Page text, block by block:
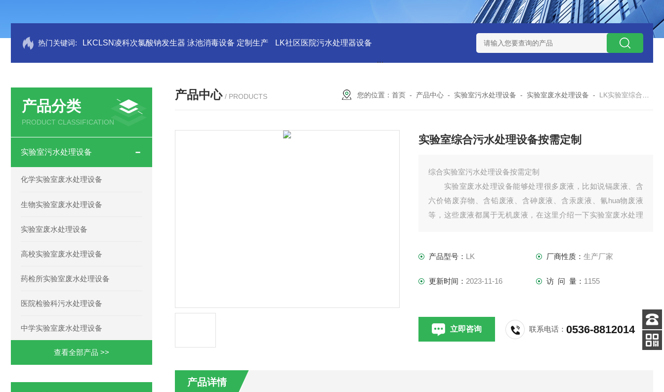
热门关键词: LKCLSN凌科次氯酸钠发生器 泳池消毒设备 定制生产 LK社区医院污水处理器设备 LK康复医院废水处理器设备 LK康复医院污水处理
产品分类
PRODUCT CLASSIFICATION
实验室污水处理设备
化学实验室废水处理设备
生物实验室废水处理设备
实验室废水处理设备
高校实验室废水处理设备
药检所实验室废水处理设备
医院检验科污水处理设备
中学实验室废水处理设备
查看全部产品 >>
产品中心 / PRODUCTS 您的位置：首页 - 产品中心 - 实验室污水处理设备 - 实验室废水处理设备 - LK实验室综合污水处理设备按需定制
实验室综合污水处理设备按需定制
综合实验室污水处理设备按需定制
实验室废水处理设备能够处理很多废液，比如说镉废液、含
六价铬废弃物、含铅废液、含砷废液、含汞废液、氰hua物废液
等，这些废液都属于无机废液，在这里介绍一下实验室废水处理
产品型号： LK 厂商性质： 生产厂家
更新时间： 2023-11-16 访 问 量： 1155
立即咨询 联系电话：0536-8812014
产品详情
客服
电话